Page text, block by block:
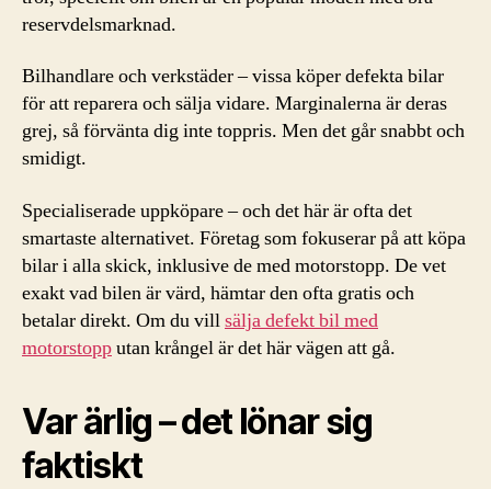
reservdelsmarknad.
Bilhandlare och verkstäder – vissa köper defekta bilar
för att reparera och sälja vidare. Marginalerna är deras
grej, så förvänta dig inte toppris. Men det går snabbt och
smidigt.
Specialiserade uppköpare – och det här är ofta det
smartaste alternativet. Företag som fokuserar på att köpa
bilar i alla skick, inklusive de med motorstopp. De vet
exakt vad bilen är värd, hämtar den ofta gratis och
betalar direkt. Om du villsälja defekt bil med
motorstopputan krångel är det här vägen att gå.
Var ärlig – det lönar sig
faktiskt